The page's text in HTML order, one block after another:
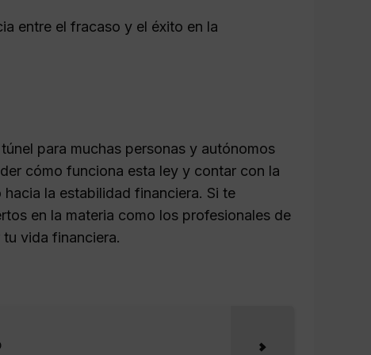
entre el fracaso y el éxito en la
para muchas personas y autónomos
cómo funciona esta ley y contar con la
la estabilidad financiera. Si te
en la materia como los profesionales de
vida financiera.